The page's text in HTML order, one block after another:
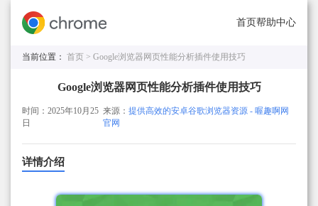
首页帮助中心
当前位置： 首页 > Google浏览器网页性能分析插件使用技巧
Google浏览器网页性能分析插件使用技巧
时间：2025年10月25
日
来源：提供高效的安卓谷歌浏览器资源 - 喔趣啊网
官网
详情介绍